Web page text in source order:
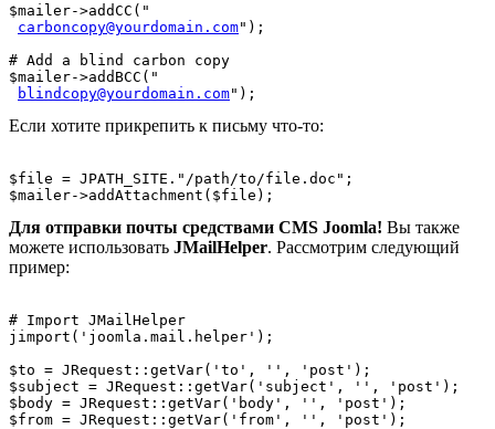
$mailer->addCC("
carboncopy@yourdomain.com");
# Add a blind carbon copy
$mailer->addBCC("
blindcopy@yourdomain.com");
Если хотите прикрепить к письму что-то:
$file = JPATH_SITE."/path/to/file.doc";
$mailer->addAttachment($file);
Для отправки почты средствами CMS Joomla! Вы также
можете использовать JMailHelper. Рассмотрим следующий
пример:
# Import JMailHelper
jimport('joomla.mail.helper');
$to = JRequest::getVar('to', '', 'post');
$subject = JRequest::getVar('subject', '', 'post');
$body = JRequest::getVar('body', '', 'post');
$from = JRequest::getVar('from', '', 'post');